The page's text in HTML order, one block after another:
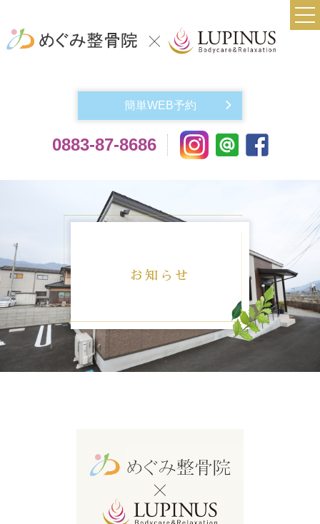
簡単WEB予約
0883-87-8686
実費メニュー料金
交通事故によるケガでお悩みの方
機材紹介
お問い合わせ
スタッフ紹介
お知らせ
腰痛でお悩みの方
medical
ゲルマニウム温浴
お知らせ